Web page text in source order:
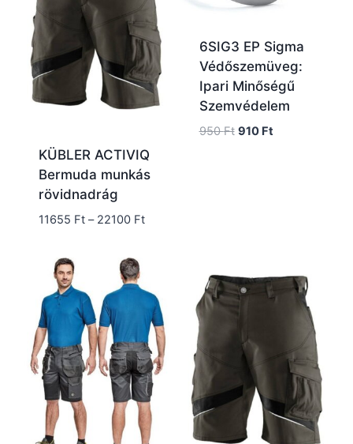
KÜBLER ACTIVIQ
Bermuda munkás
rövidnadrág
11655 Ft – 22100 FtÁrtartomány:
6SIG3 EP Sigma
Védőszemüveg:
Ipari Minőségű
Szemvédelem
950Ft Original
910 FtCurrent